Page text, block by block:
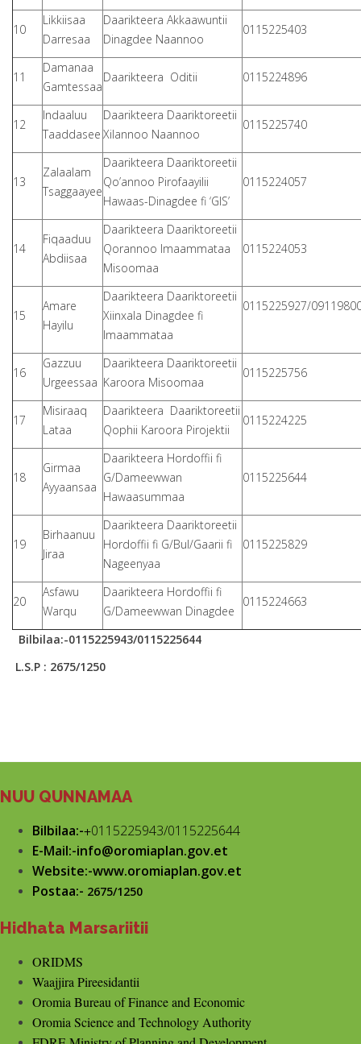
10
Likkiisaa
Darresaa
Daarikteera Akkaawuntii
Dinagdee Naannoo
0115225403
11
Damanaa
Gamtessaa
Daarikteera Oditii 0115224896
12
Indaaluu
Taaddasee
Daarikteera Daariktoreetii
Xilannoo Naannoo
0115225740
13
Zalaalam
Tsaggaayee
Daarikteera Daariktoreetii
Qo’annoo Pirofaayilii
Hawaas-Dinagdee fi ‘GIS’
0115224057
14
Fiqaaduu
Abdiisaa
Daarikteera Daariktoreetii
Qorannoo Imaammataa
Misoomaa
0115224053
15
Amare
Hayilu
Daarikteera Daariktoreetii
Xiinxala Dinagdee fi
Imaammataa
0115225927/
16
Gazzuu
Urgeessaa
Daarikteera Daariktoreetii
Karoora Misoomaa
0115225756
17
Misiraaq
Lataa
Daarikteera Daariktoreetii
Qophii Karoora Pirojektii
0115224225
18
Girmaa
Ayyaansaa
Daarikteera Hordoffii fi
G/Dameewwan
Hawaasummaa
0115225644
19
Birhaanuu
Jiraa
Daarikteera Daariktoreetii
Hordoffii fi G/Bul/Gaarii fi
Nageenyaa
0115225829
20
Asfawu
Warqu
Daarikteera Hordoffii fi
G/Dameewwan Dinagdee
0115224663
Bilbilaa:-0115225943/0115225644
L.S.P : 2675/1250
NUU QUNNAMAA
Bilbilaa:-+0115225943/0115225644
E-Mail:-info@oromiaplan.gov.et
Website:-www.oromiaplan.gov.et
Postaa:- 2675/1250
Hidhata Marsariitii
ORIDMS
Waajjira Pireesidantii
Oromia Bureau of Finance and Economic
Oromia Science and Technology Authority